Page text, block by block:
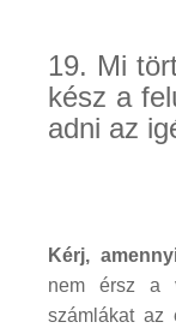
19. Mi
kész a
adni az
Kérj,
nem érsz a
számlákat az